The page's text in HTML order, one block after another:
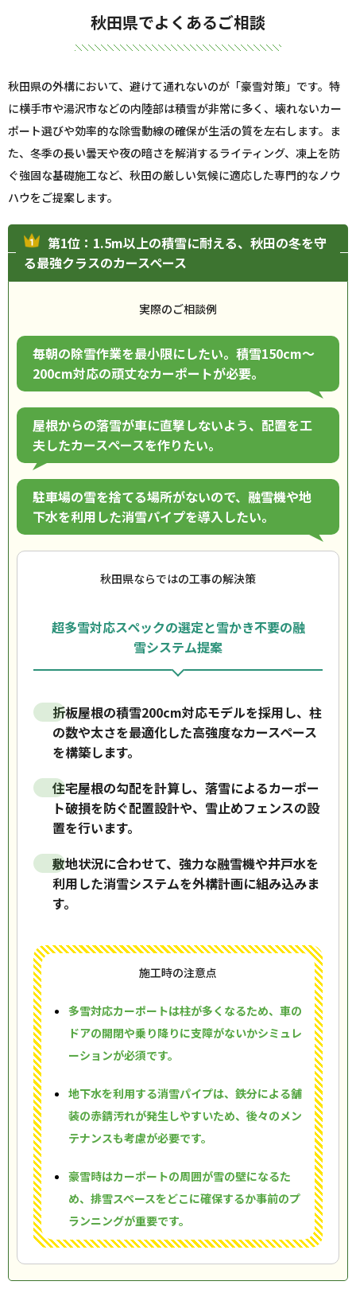
秋田県でよくあるご相談
秋田県の外構において、避けて通れないのが「豪雪対策」です。特
に横手市や湯沢市などの内陸部は積雪が非常に多く、壊れないカー
ポート選びや効率的な除雪動線の確保が生活の質を左右します。ま
た、冬季の長い曇天や夜の暗さを解消するライティング、凍上を防
ぐ強固な基礎施工など、秋田の厳しい気候に適応した専門的なノウ
ハウをご提案します。
第1位：1.5m以上の積雪に耐える、秋田の冬を守
る最強クラスのカースペース
実際のご相談例
毎朝の除雪作業を最小限にしたい。積雪150cm〜
200cm対応の頑丈なカーポートが必要。
屋根からの落雪が車に直撃しないよう、配置を工
夫したカースペースを作りたい。
駐車場の雪を捨てる場所がないので、融雪機や地
下水を利用した消雪パイプを導入したい。
秋田県ならではの工事の解決策
超多雪対応スペックの選定と雪かき不要の融
雪システム提案
折板屋根の積雪200cm対応モデルを採用し、柱
の数や太さを最適化した高強度なカースペース
を構築します。
住宅屋根の勾配を計算し、落雪によるカーポー
ト破損を防ぐ配置設計や、雪止めフェンスの設
置を行います。
敷地状況に合わせて、強力な融雪機や井戸水を
利用した消雪システムを外構計画に組み込みま
す。
施工時の注意点
多雪対応カーポートは柱が多くなるため、車の
ドアの開閉や乗り降りに支障がないかシミュレ
ーションが必須です。
地下水を利用する消雪パイプは、鉄分による舗
装の赤錆汚れが発生しやすいため、後々のメン
テナンスも考慮が必要です。
豪雪時はカーポートの周囲が雪の壁になるた
め、排雪スペースをどこに確保するか事前のプ
ランニングが重要です。